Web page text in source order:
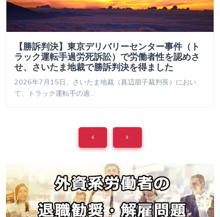
【勝訴判決】東京デリバリーセンター事件（ト
ラック運転手過労死訴訟）で労働者性を認めさ
せ、さいたま地裁で勝訴判決を得ました
2026年7月15日、さいたま地裁（真辺朋子裁判長）におい
て、トラック運転手の過…